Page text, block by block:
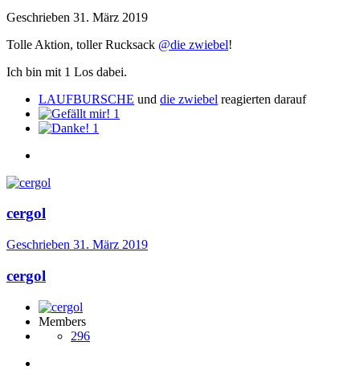
Geschrieben 31. März 2019
Tolle Aktion, toller Rucksack @die zwiebel!
Ich bin mit 1 Los dabei.
LAUFBURSCHE und die zwiebel reagierten darauf
1
1
cergol
Geschrieben 31. März 2019
cergol
Members
296